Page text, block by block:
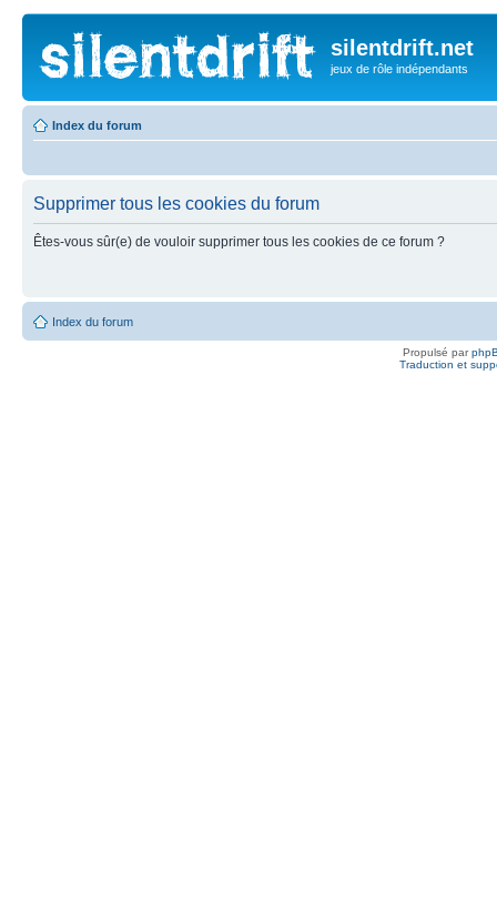
silentdrift.net
jeux de rôle indépendants
Index du forum
Supprimer tous les cookies du forum
Êtes-vous sûr(e) de vouloir supprimer tous les cookies de ce forum ?
Index du forum
Propulsé par
Traduction et